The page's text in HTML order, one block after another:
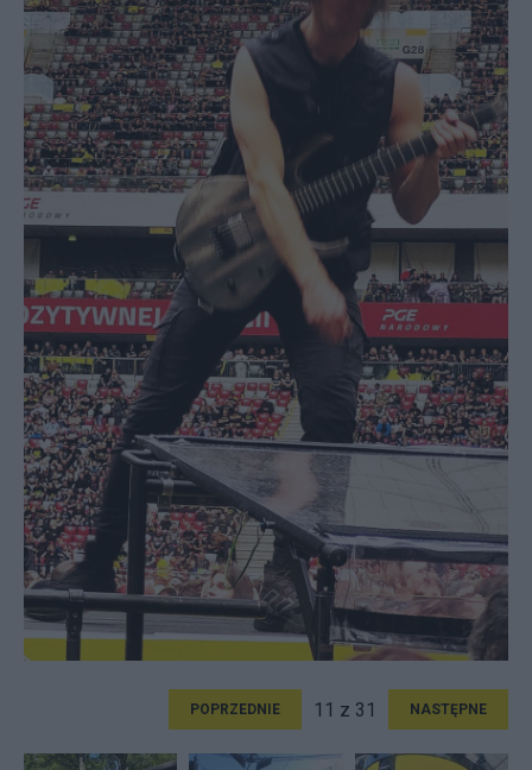
POPRZEDNIE 11 z 31 NASTĘPNE